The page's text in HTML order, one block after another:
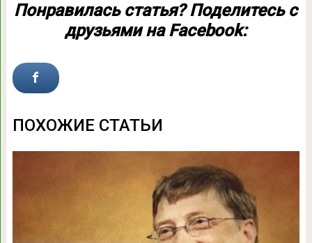
Понравилась статья? Поделитесь с
друзьями на Facebook:
ПОХОЖИЕ СТАТЬИ